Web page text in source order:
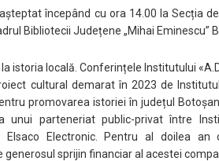
începând cu ora 14.00 la Secția
Bibliotecii Județene „Mihai Eminescu”
istoria locală. Conferințele Institutului
cultural demarat în 2023 de
promovarea istoriei în județul
parteneriat public-privat între
Elsaco Electronic. Pentru al doilea an
sprijin financiar al acestei